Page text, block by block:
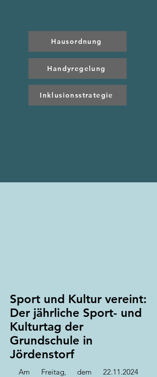
Hausordnung
Handyregelung
Inklusionsstrategie
Sport und Kultur vereint:
Der jährliche Sport- und
Kulturtag der
Grundschule in
Jördenstorf
Am Freitag, dem 22.11.2024